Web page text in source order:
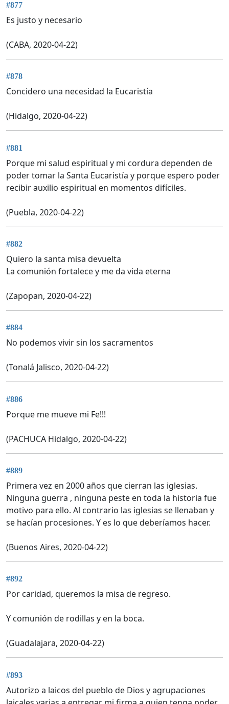
#877
Es justo y necesario
(CABA, 2020-04-22)
#878
Concidero una necesidad la Eucaristía
(Hidalgo, 2020-04-22)
#881
Porque mi salud espiritual y mi cordura dependen de
poder tomar la Santa Eucaristía y porque espero poder
recibir auxilio espiritual en momentos difíciles.
(Puebla, 2020-04-22)
#882
Quiero la santa misa devuelta
La comunión fortalece y me da vida eterna
(Zapopan, 2020-04-22)
#884
No podemos vivir sin los sacramentos
(Tonalá Jalisco, 2020-04-22)
#886
Porque me mueve mi Fe!!!
(PACHUCA Hidalgo, 2020-04-22)
#889
Primera vez en 2000 años que cierran las iglesias.
Ninguna guerra , ninguna peste en toda la historia fue
motivo para ello. Al contrario las iglesias se llenaban y
se hacían procesiones. Y es lo que deberíamos hacer.
(Buenos Aires, 2020-04-22)
#892
Por caridad, queremos la misa de regreso.
Y comunión de rodillas y en la boca.
(Guadalajara, 2020-04-22)
#893
Autorizo a laicos del pueblo de Dios y agrupaciones